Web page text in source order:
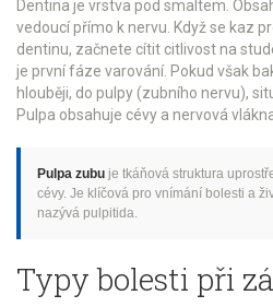
Dentina je vrstva pod smaltem.
vedoucí přímo k nervu. Když se kaz
dentinu, začnete cítit citlivost na
je první fáze varování. Pokud však
hlouběji, do pulpy (zubního nervu),
Pulpa obsahuje cévy a nervová
Pulpa zubu je tkáňová struktura
cévy. Je klíčová pro vnímání bolesti a
nazývá pulpitida.
Typy bolesti při